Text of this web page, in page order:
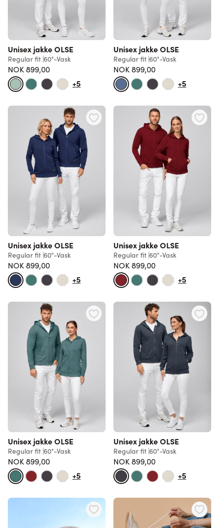
Unisex jakke OLSE
Regular fit 60°-Vask
NOK 899,00
+5
Unisex jakke OLSE
Regular fit 60°-Vask
NOK 899,00
+5
Unisex jakke OLSE
Regular fit 60°-Vask
NOK 899,00
+5
Unisex jakke OLSE
Regular fit 60°-Vask
NOK 899,00
+5
Unisex jakke OLSE
Regular fit 60°-Vask
NOK 899,00
+5
Unisex jakke OLSE
Regular fit 60°-Vask
NOK 899,00
+5